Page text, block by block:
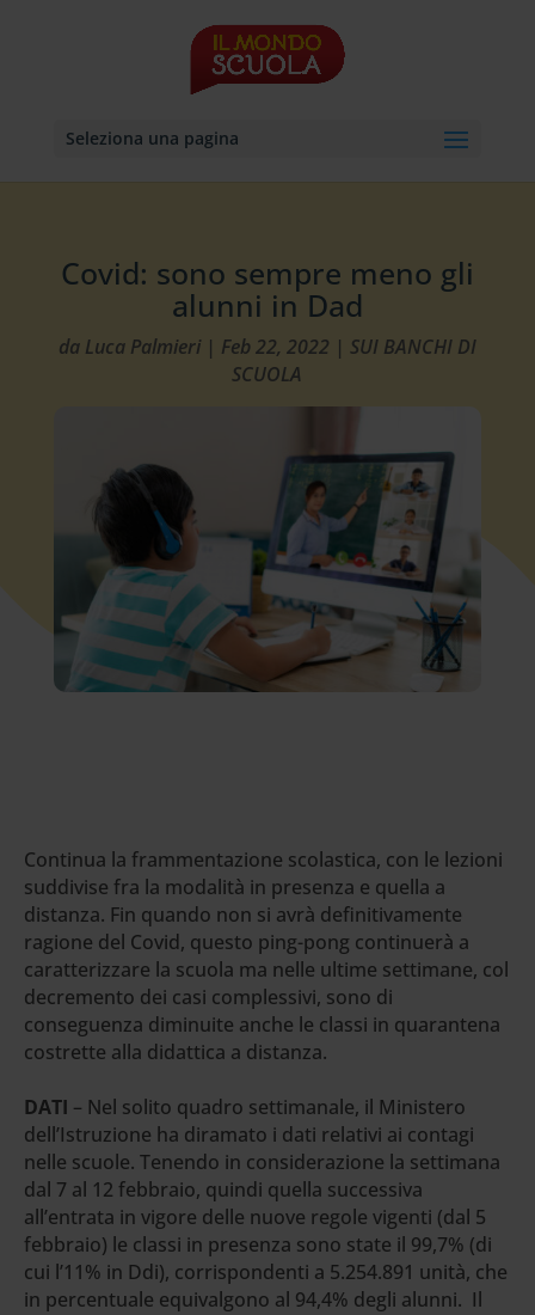
Seleziona una pagina
Covid: sono sempre meno gli
alunni in Dad
da Luca Palmieri| Feb 22, 2022 | SUI BANCHI DI
SCUOLA
Continua la frammentazione scolastica, con le lezioni
suddivise fra la modalità in presenza e quella a
distanza. Fin quando non si avrà definitivamente
ragione del Covid, questo ping-pong continuerà a
caratterizzare la scuola ma nelle ultime settimane, col
decremento dei casi complessivi, sono di
conseguenza diminuite anche le classi in quarantena
costrette alla didattica a distanza.
DATI – Nel solito quadro settimanale, il Ministero
dell’Istruzione ha diramato i dati relativi ai contagi
nelle scuole. Tenendo in considerazione la settimana
dal 7 al 12 febbraio, quindi quella successiva
all’entrata in vigore delle nuove regole vigenti (dal 5
febbraio) le classi in presenza sono state il 99,7% (di
cui l’11% in Ddi), corrispondenti a 5.254.891 unità, che
in percentuale equivalgono al 94,4% degli alunni. Il